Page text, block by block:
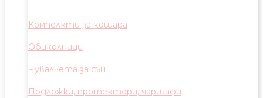
Компелкти за кошара
Обиколници
Чувалчета за сън
Подложки, протектори, чаршафи